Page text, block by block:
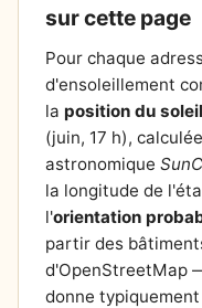
sur cette page
Pour chaque
d'ensoleillement
la position du soleil
(juin, 17 h),
astronomique
la longitude de
l'orientation
partir des
d'OpenStreetMap
donne